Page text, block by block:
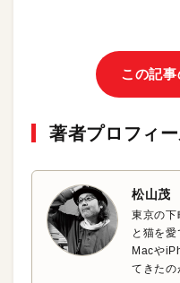
この記
著者プロフィ
松山茂
東京の下
と猫を愛
Macや
てきたの